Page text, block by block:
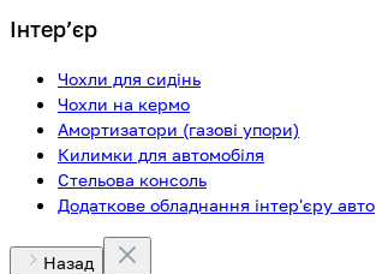
Інтерʼєр
Чохли для сидінь
Чохли на кермо
Амортизатори (газові упори)
Килимки для автомобіля
Стельова консоль
Додаткове обладнання інтер'єру авто
Назад